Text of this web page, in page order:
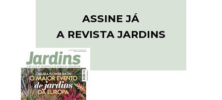
ASSINE JÁ
A REVISTA JARDINS